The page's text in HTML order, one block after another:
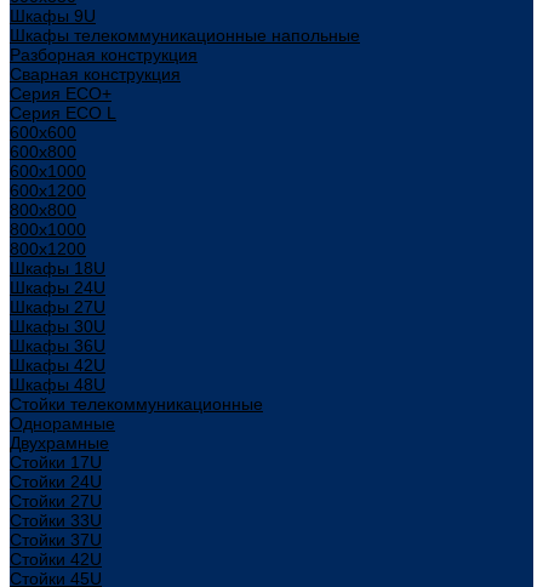
Шкафы 9U
Шкафы телекоммуникационные напольные
Разборная конструкция
Сварная конструкция
Серия ECO+
Серия ECO L
600x600
600x800
600х1000
600х1200
800x800
800х1000
800х1200
Шкафы 18U
Шкафы 24U
Шкафы 27U
Шкафы 30U
Шкафы 36U
Шкафы 42U
Шкафы 48U
Стойки телекоммуникационные
Однорамные
Двухрамные
Стойки 17U
Стойки 24U
Стойки 27U
Стойки 33U
Стойки 37U
Стойки 42U
Стойки 45U